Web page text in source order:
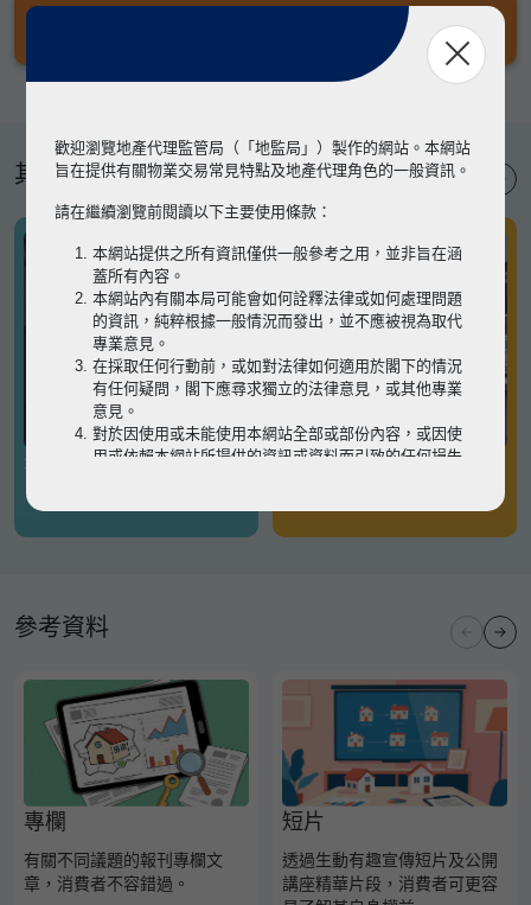
其他專題
有關凶宅
參考資料
專欄
有關不同議題的報刊專欄文
章，消費者不容錯過。
短片
透過生動有趣宣傳短片及公開
講座精華片段，消費者可更容
歡迎瀏覽地產代理監管局（「地監局」）製作的網站。本網站
旨在提供有關物業交易常見特點及地產代理角色的一般資訊。
請在繼續瀏覽前閱讀以下主要使用條款：
本網站提供之所有資訊僅供一般參考之用，並非旨在涵
蓋所有內容。
本網站內有關本局可能會如何詮釋法律或如何處理問題
的資訊，純粹根據一般情況而發出，並不應被視為取代
專業意見。
在採取任何行動前，或如對法律如何適用於閣下的情況
有任何疑問，閣下應尋求獨立的法律意見，或其他專業
意見。
對於因使用或未能使用本網站全部或部份內容，或因使
用或依賴本網站所提供的資訊或資料而引致的任何損失
瀏覽以細閱本網站使用條款的完整版本。如有任